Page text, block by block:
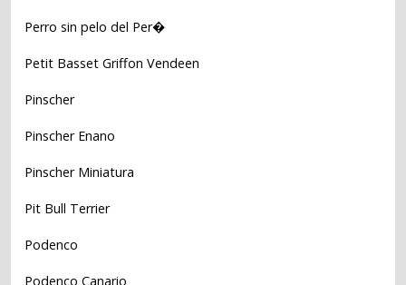
Perro sin pelo del Per�
Petit Basset Griffon Vendeen
Pinscher
Pinscher Enano
Pinscher Miniatura
Pit Bull Terrier
Podenco
Podenco Canario